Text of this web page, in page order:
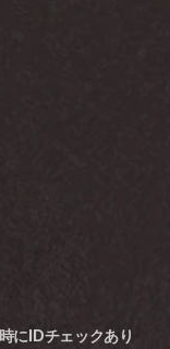
にIDチェックあり